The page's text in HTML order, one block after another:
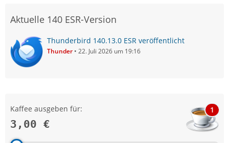
Aktuelle 140 ESR-Version
Thunderbird 140.13.0 ESR veröffentlicht
Thunder 22. Juli 2026 um 19:16
Kaffee ausgeben für:
3,00 €
1